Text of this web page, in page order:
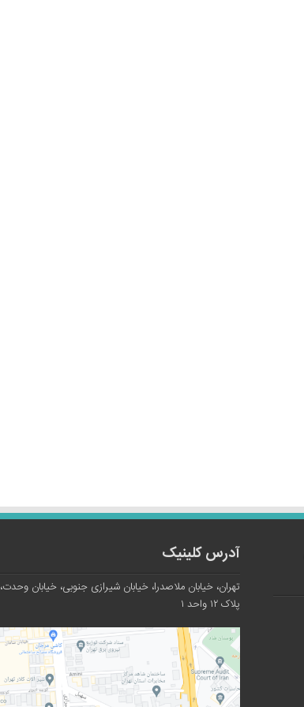
آدرس کلینیک
تهران، خیابان ملاصدرا، خیابان شیرازی جنوبی، خیابان وحدت،
پلاک ۱۲ واحد ۱